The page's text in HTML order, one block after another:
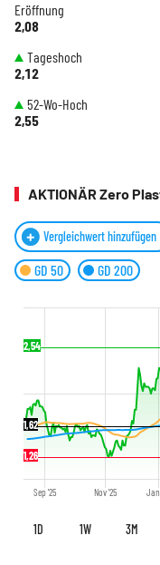
Eröffnung
2,08
Tageshoch
2,12
52-Wo-Hoch
2,55
AKTIONÄR Zero
Vergleichwert hinzufügen
GD 50 GD 200
Sep '25 Nov '25
1,62
1,26
2,54
1D 1W 3M